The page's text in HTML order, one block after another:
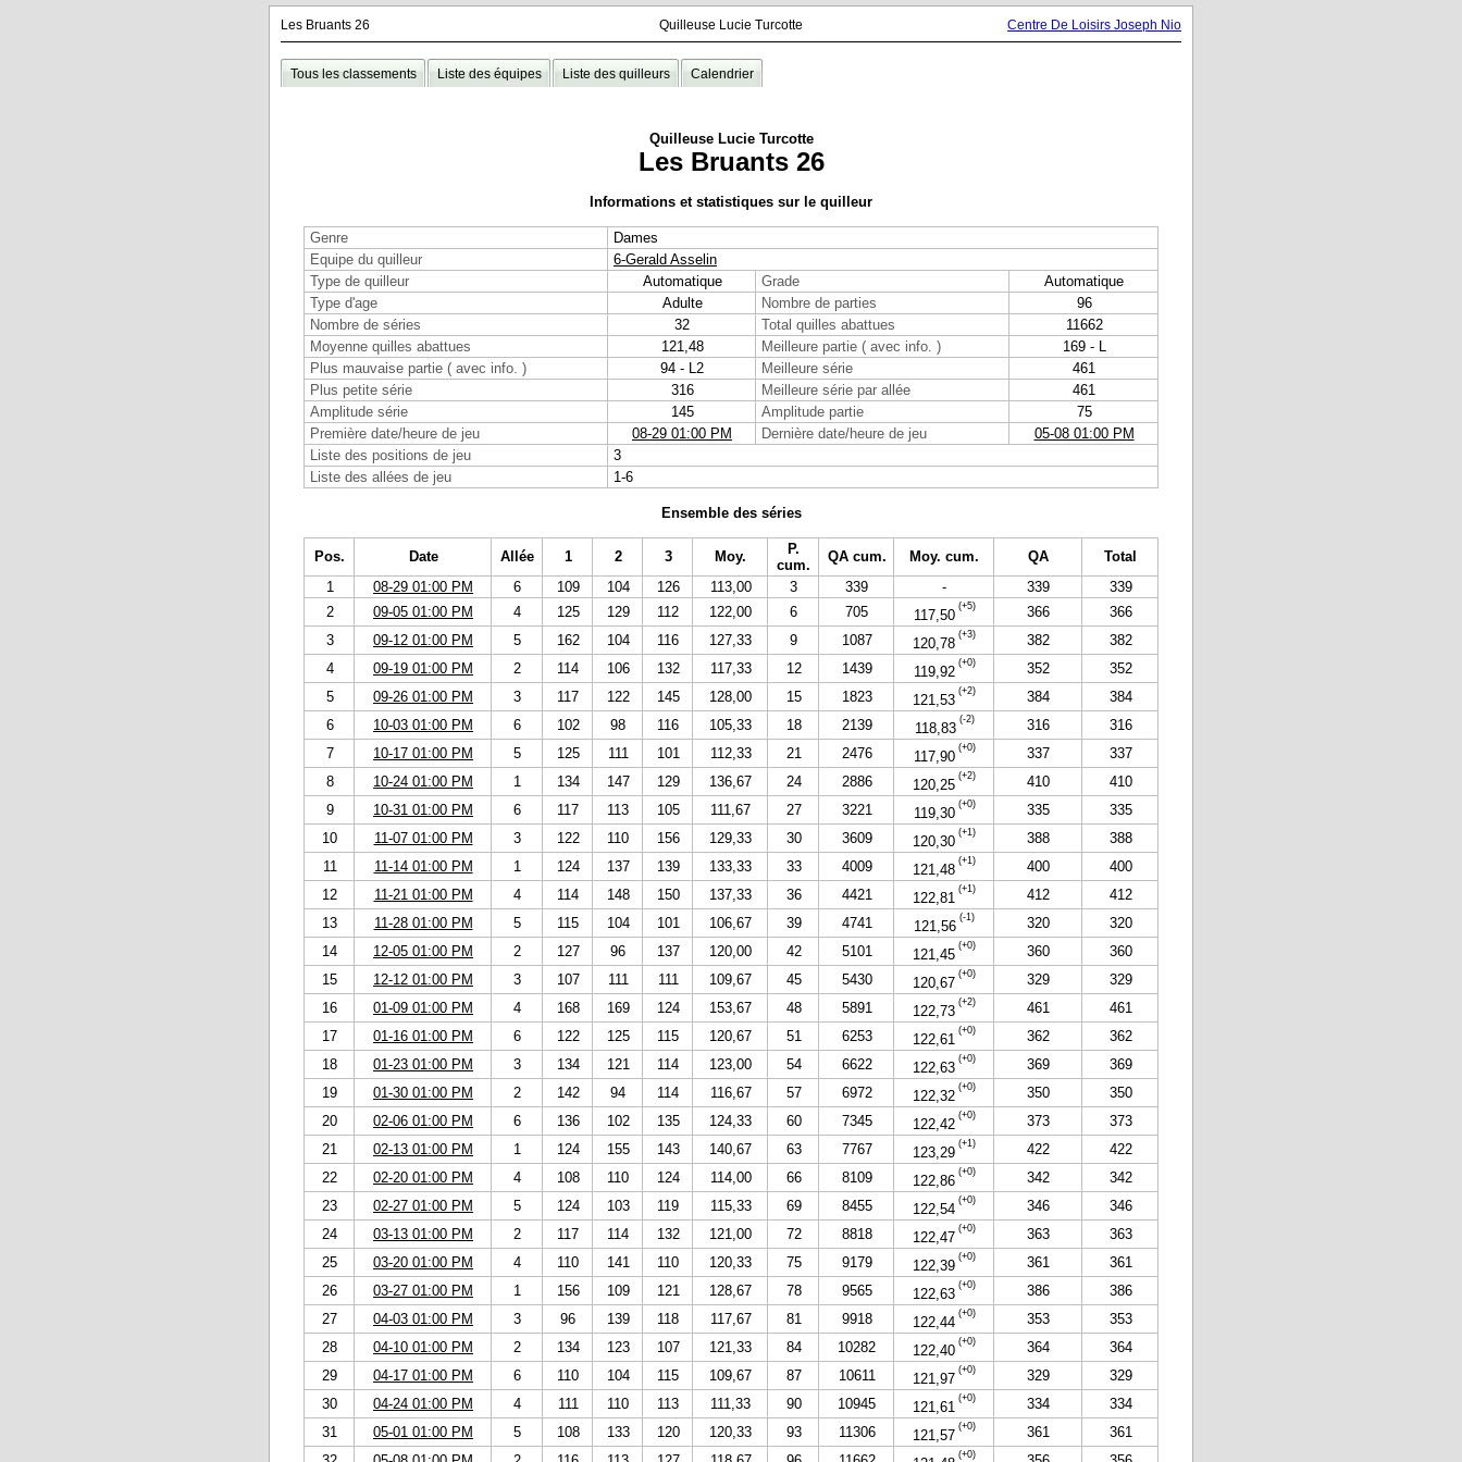
Les Bruants 26 Quilleuse Lucie Turcotte Centre De Loisirs Joseph Nio
Tous les classements Liste des équipes Liste des quilleurs Calendrier
Quilleuse Lucie Turcotte
Les Bruants 26
Informations et statistiques sur le quilleur
Genre
Dames
Equipe du quilleur
6-Gerald Asselin
Type de quilleur
Automatique Grade
Automatique
Type d'age
Adulte Nombre de parties
96
Nombre de séries
32 Total quilles abattues
11662
Moyenne quilles abattues
121,48 Meilleure partie ( avec info. )
169 - L
Plus mauvaise partie ( avec info. )
94 - L2 Meilleure série
461
Plus petite série
316 Meilleure série par allée
461
Amplitude série
145 Amplitude partie
75
Première date/heure de jeu
08-29 01:00 PM Dernière date/heure de jeu
05-08 01:00 PM
Liste des positions de jeu
3
Liste des allées de jeu
1-6
Ensemble des séries
Pos. Date Allée 1 2 3 Moy.
P.
cum.
QA cum. Moy. cum. QA
Total
1
08-29 01:00 PM 6 109 104 126 113,00 3 339 - 339
339
2
09-05 01:00 PM 4 125 129 112 122,00 6 705 117,50
(+5) 366
366
3
09-12 01:00 PM 5 162 104 116 127,33 9 1087 120,78
(+3) 382
382
4
09-19 01:00 PM 2 114 106 132 117,33 12 1439 119,92
(+0) 352
352
5
09-26 01:00 PM 3 117 122 145 128,00 15 1823 121,53
(+2) 384
384
6
10-03 01:00 PM 6 102 98 116 105,33 18 2139 118,83
(-2) 316
316
7
10-17 01:00 PM 5 125 111 101 112,33 21 2476 117,90
(+0) 337
337
8
10-24 01:00 PM 1 134 147 129 136,67 24 2886 120,25
(+2) 410
410
9
10-31 01:00 PM 6 117 113 105 111,67 27 3221 119,30
(+0) 335
335
10
11-07 01:00 PM 3 122 110 156 129,33 30 3609 120,30
(+1) 388
388
11
11-14 01:00 PM 1 124 137 139 133,33 33 4009 121,48
(+1) 400
400
12
11-21 01:00 PM 4 114 148 150 137,33 36 4421 122,81
(+1) 412
412
13
11-28 01:00 PM 5 115 104 101 106,67 39 4741 121,56
(-1) 320
320
14
12-05 01:00 PM 2 127 96 137 120,00 42 5101 121,45
(+0) 360
360
15
12-12 01:00 PM 3 107 111 111 109,67 45 5430 120,67
(+0) 329
329
16
01-09 01:00 PM 4 168 169 124 153,67 48 5891 122,73
(+2) 461
461
17
01-16 01:00 PM 6 122 125 115 120,67 51 6253 122,61
(+0) 362
362
18
01-23 01:00 PM 3 134 121 114 123,00 54 6622 122,63
(+0) 369
369
19
01-30 01:00 PM 2 142 94 114 116,67 57 6972 122,32
(+0) 350
350
20
02-06 01:00 PM 6 136 102 135 124,33 60 7345 122,42
(+0) 373
373
21
02-13 01:00 PM 1 124 155 143 140,67 63 7767 123,29
(+1) 422
422
22
02-20 01:00 PM 4 108 110 124 114,00 66 8109 122,86
(+0) 342
342
23
02-27 01:00 PM 5 124 103 119 115,33 69 8455 122,54
(+0) 346
346
24
03-13 01:00 PM 2 117 114 132 121,00 72 8818 122,47
(+0) 363
363
25
03-20 01:00 PM 4 110 141 110 120,33 75 9179 122,39
(+0) 361
361
26
03-27 01:00 PM 1 156 109 121 128,67 78 9565 122,63
(+0) 386
386
27
04-03 01:00 PM 3 96 139 118 117,67 81 9918 122,44
(+0) 353
353
28
04-10 01:00 PM 2 134 123 107 121,33 84 10282 122,40
(+0) 364
364
29
04-17 01:00 PM 6 110 104 115 109,67 87 10611 121,97
(+0) 329
329
30
04-24 01:00 PM 4 111 110 113 111,33 90 10945 121,61
(+0) 334
334
31
05-01 01:00 PM 5 108 133 120 120,33 93 11306 121,57
(+0) 361
361
(+0)